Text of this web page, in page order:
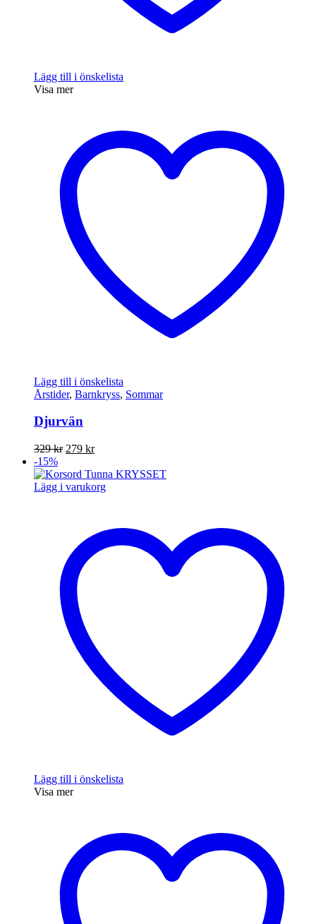
Lägg till i önskelista
Visa mer
Lägg till i önskelista
Årstider, Barnkryss, Sommar
Djurvän
329kr Det
priset
var:
279 krDet
priset
är:
-15%
Lägg i varukorg
Lägg till i önskelista
Visa mer